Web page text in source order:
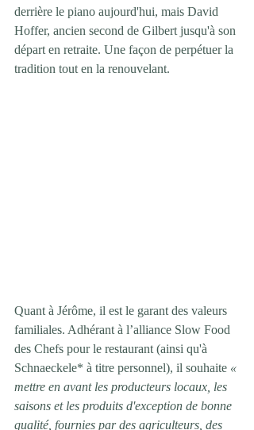
derrière le piano aujourd'hui, mais David
Hoffer, ancien second de Gilbert jusqu'à son
départ en retraite. Une façon de perpétuer la
tradition tout en la renouvelant.
Quant à Jérôme, il est le garant des valeurs
familiales. Adhérant à l’alliance Slow Food
des Chefs pour le restaurant (ainsi qu'à
Schnaeckele* à titre personnel), il souhaite «
mettre en avant les producteurs locaux, les
saisons et les produits d'exception de bonne
qualité, fournies par des agriculteurs, des